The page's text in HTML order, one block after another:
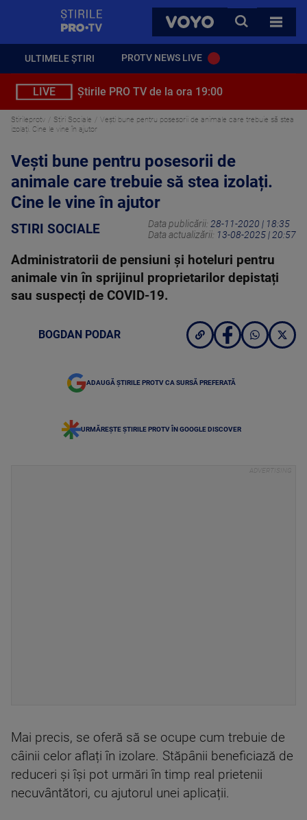
VOYO
CAUTA
TOATE
ULTIMELE ȘTIRI PROTV NEWS LIVE
LIVE Știrile PRO TV de la ora 19:00
Stirileprotv Stiri Sociale
Vești bune pentru posesorii de animale care trebuie să stea
izolați. Cine le vine în ajutor
Vești bune pentru posesorii de
animale care trebuie să stea izolați.
Cine le vine în ajutor
STIRI SOCIALE Data publicării: 28-11-2020 | 18:35
Data actualizării: 13-08-2025 | 20:57
Administratorii de pensiuni și hoteluri pentru
animale vin în sprijinul proprietarilor depistați
sau suspecți de COVID-19.
BOGDAN PODAR
ADAUGĂ ȘTIRILE PROTV CA SURSĂ PREFERATĂ
URMĂREȘTE ȘTIRILE PROTV ÎN GOOGLE DISCOVER
Mai precis, se oferă să se ocupe cum trebuie de
câinii celor aflați în izolare. Stăpânii beneficiază de
reduceri și își pot urmări în timp real prietenii
necuvântători, cu ajutorul unei aplicații.